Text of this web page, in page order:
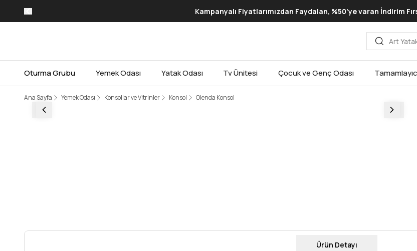
Kampanyalı Fiyatlarımızdan Faydalan, %50'ye varan İndirim
Oturma Grubu Yemek Odası Yatak Odası Tv Ünitesi Çocuk ve Genç Odası
Ana Sayfa Yemek Odası Konsollar ve Vitrinler Konsol Olenda Konsol
Ürün Detayı